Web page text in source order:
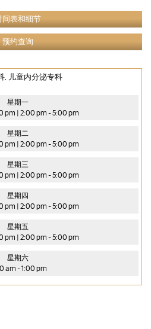
间表和细节
预约查询
, 儿童内分泌专科
星期一
pm | 2:00 pm - 5:00 pm
星期二
pm | 2:00 pm - 5:00 pm
星期三
pm | 2:00 pm - 5:00 pm
星期四
pm | 2:00 pm - 5:00 pm
星期五
pm | 2:00 pm - 5:00 pm
星期六
am - 1:00 pm